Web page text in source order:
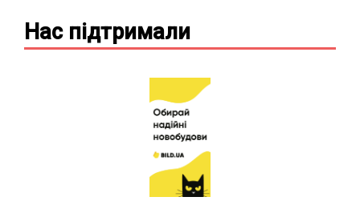
Нас підтримали